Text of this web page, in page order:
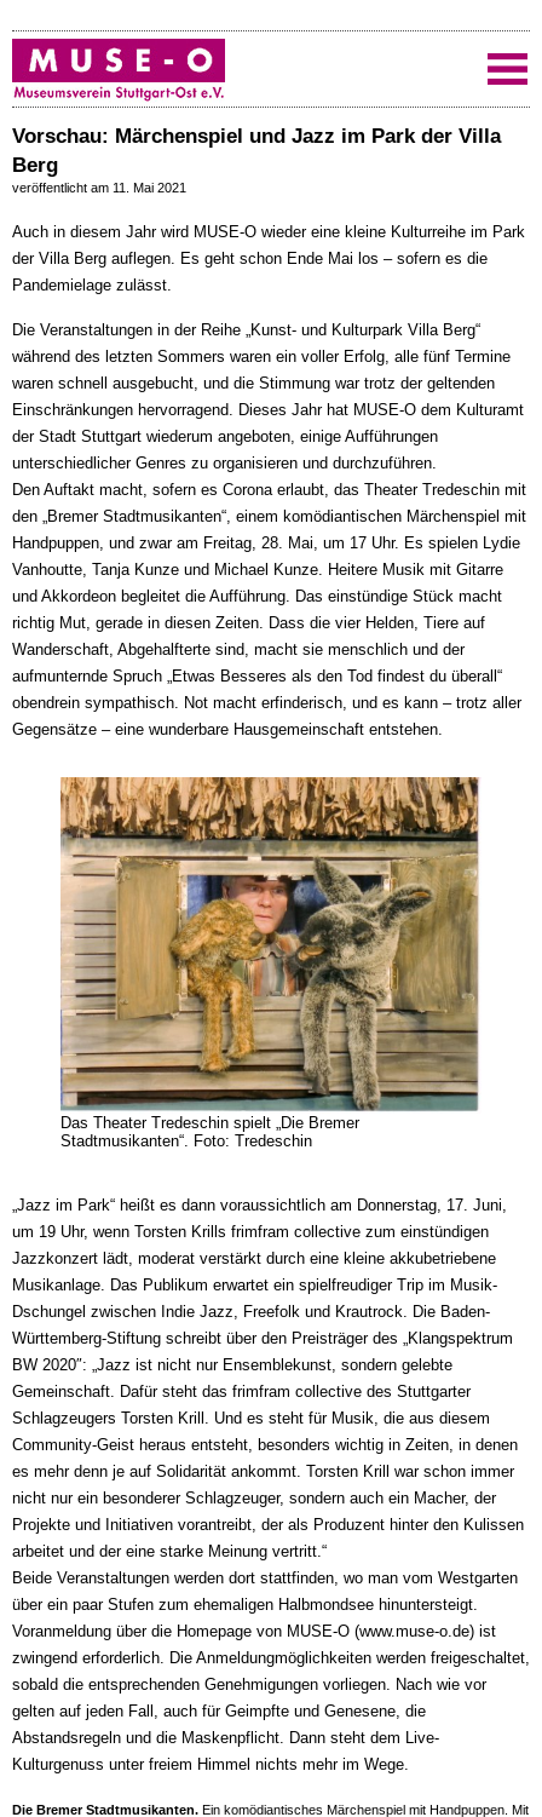
Vorschau: Märchenspiel und Jazz im Park der Villa
Berg
veröffentlicht am 11. Mai 2021
Auch in diesem Jahr wird MUSE-O wieder eine kleine Kulturreihe im Park
der Villa Berg auflegen. Es geht schon Ende Mai los – sofern es die
Pandemielage zulässt.
Die Veranstaltungen in der Reihe „Kunst- und Kulturpark Villa Berg“
während des letzten Sommers waren ein voller Erfolg, alle fünf Termine
waren schnell ausgebucht, und die Stimmung war trotz der geltenden
Einschränkungen hervorragend. Dieses Jahr hat MUSE-O dem Kulturamt
der Stadt Stuttgart wiederum angeboten, einige Aufführungen
unterschiedlicher Genres zu organisieren und durchzuführen.
Den Auftakt macht, sofern es Corona erlaubt, das Theater Tredeschin mit
den „Bremer Stadtmusikanten“, einem komödiantischen Märchenspiel mit
Handpuppen, und zwar am Freitag, 28. Mai, um 17 Uhr. Es spielen Lydie
Vanhoutte, Tanja Kunze und Michael Kunze. Heitere Musik mit Gitarre
und Akkordeon begleitet die Aufführung. Das einstündige Stück macht
richtig Mut, gerade in diesen Zeiten. Dass die vier Helden, Tiere auf
Wanderschaft, Abgehalfterte sind, macht sie menschlich und der
aufmunternde Spruch „Etwas Besseres als den Tod findest du überall“
obendrein sympathisch. Not macht erfinderisch, und es kann – trotz aller
Gegensätze – eine wunderbare Hausgemeinschaft entstehen.
Das Theater Tredeschin spielt „Die Bremer
Stadtmusikanten“. Foto: Tredeschin
„Jazz im Park“ heißt es dann voraussichtlich am Donnerstag, 17. Juni,
um 19 Uhr, wenn Torsten Krills frimfram collective zum einstündigen
Jazzkonzert lädt, moderat verstärkt durch eine kleine akkubetriebene
Musikanlage. Das Publikum erwartet ein spielfreudiger Trip im Musik-
Dschungel zwischen Indie Jazz, Freefolk und Krautrock. Die Baden-
Württemberg-Stiftung schreibt über den Preisträger des „Klangspektrum
BW 2020″: „Jazz ist nicht nur Ensemblekunst, sondern gelebte
Gemeinschaft. Dafür steht das frimfram collective des Stuttgarter
Schlagzeugers Torsten Krill. Und es steht für Musik, die aus diesem
Community-Geist heraus entsteht, besonders wichtig in Zeiten, in denen
es mehr denn je auf Solidarität ankommt. Torsten Krill war schon immer
nicht nur ein besonderer Schlagzeuger, sondern auch ein Macher, der
Projekte und Initiativen vorantreibt, der als Produzent hinter den Kulissen
arbeitet und der eine starke Meinung vertritt.“
Beide Veranstaltungen werden dort stattfinden, wo man vom Westgarten
über ein paar Stufen zum ehemaligen Halbmondsee hinuntersteigt.
Voranmeldung über die Homepage von MUSE-O (www.muse-o.de) ist
zwingend erforderlich. Die Anmeldungmöglichkeiten werden freigeschaltet,
sobald die entsprechenden Genehmigungen vorliegen. Nach wie vor
gelten auf jeden Fall, auch für Geimpfte und Genesene, die
Abstandsregeln und die Maskenpflicht. Dann steht dem Live-
Kulturgenuss unter freiem Himmel nichts mehr im Wege.
Die Bremer Stadtmusikanten. Ein komödiantisches Märchenspiel mit Handpuppen. Mit